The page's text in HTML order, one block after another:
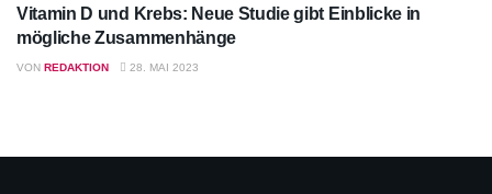
Vitamin D und Krebs: Neue Studie gibt Einblicke in
mögliche Zusammenhänge
VON REDAKTION 28. MAI 2023